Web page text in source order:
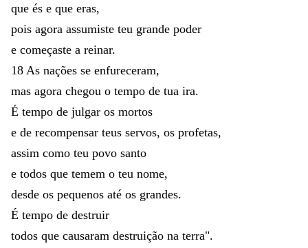
que és e que eras,
pois agora assumiste teu grande poder
e começaste a reinar.
18 As nações se enfureceram,
mas agora chegou o tempo de tua ira.
É tempo de julgar os mortos
e de recompensar teus servos, os profetas,
assim como teu povo santo
e todos que temem o teu nome,
desde os pequenos até os grandes.
É tempo de destruir
todos que causaram destruição na terra".